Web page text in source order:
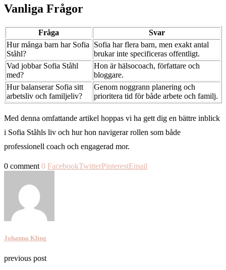
Vanliga Frågor
Fråga
Svar
Hur många barn har Sofia
Ståhl?
Sofia har flera barn, men exakt antal
brukar inte specificeras offentligt.
Vad jobbar Sofia Ståhl
med?
Hon är hälsocoach, författare och
bloggare.
Hur balanserar Sofia sitt
arbetsliv och familjeliv?
Genom noggrann planering och
prioritera tid för både arbete och familj.
Med denna omfattande artikel hoppas vi ha gett dig en bättre inblick
i Sofia Ståhls liv och hur hon navigerar rollen som både
professionell coach och engagerad mor.
0 comment 0 FacebookTwitterPinterestEmail
Johanna Kling
previous post